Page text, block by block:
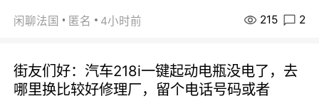
闲聊法国 匿名 4小时前 215 2
街友们好：汽车218i一键起动电瓶没电了，去
哪里换比较好修理厂，留个电话号码或者